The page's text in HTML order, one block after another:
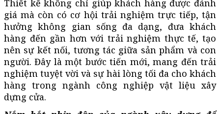
Thiết kế không chỉ giúp khách hàng được đánh
giá mà còn có cơ hội trải nghiệm trực tiếp, tận
hưởng không gian sống đa dạng, đưa khách
hàng đến gần hơn với trải nghiệm thực tế, tạo
nên sự kết nối, tương tác giữa sản phẩm và con
người. Đây là một bước tiến mới, mang đến trải
nghiệm tuyệt vời và sự hài lòng tối đa cho khách
hàng trong ngành công nghiệp vật liệu xây
dựng cửa.